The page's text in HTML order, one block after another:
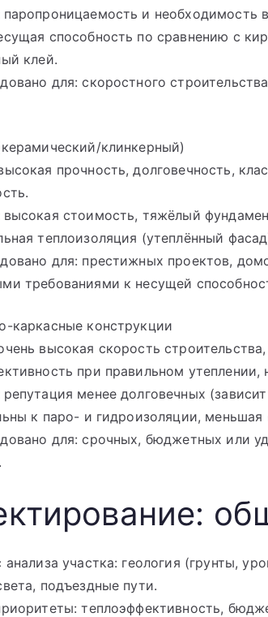
и необходимость
способность по сравнению с
клей.
для: скоростного
клинкерный)
прочность, долговечность,
стоимость, тяжёлый
теплоизоляция (утеплённый
для: престижных проектов,
требованиями к несущей
каркасные конструкции
высокая скорость
при правильном
менее долговечных
к паро- и гидроизоляции, меньшая
для: срочных, бюджетных или
участка: геология (грунты,
подъездные пути.
теплоэффективность,